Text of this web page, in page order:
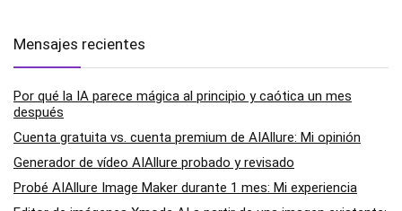
Mensajes recientes
Por qué la IA parece mágica al principio y caótica un mes
después
Cuenta gratuita vs. cuenta premium de AIAllure: Mi opinión
Generador de vídeo AIAllure probado y revisado
Probé AIAllure Image Maker durante 1 mes: Mi experiencia